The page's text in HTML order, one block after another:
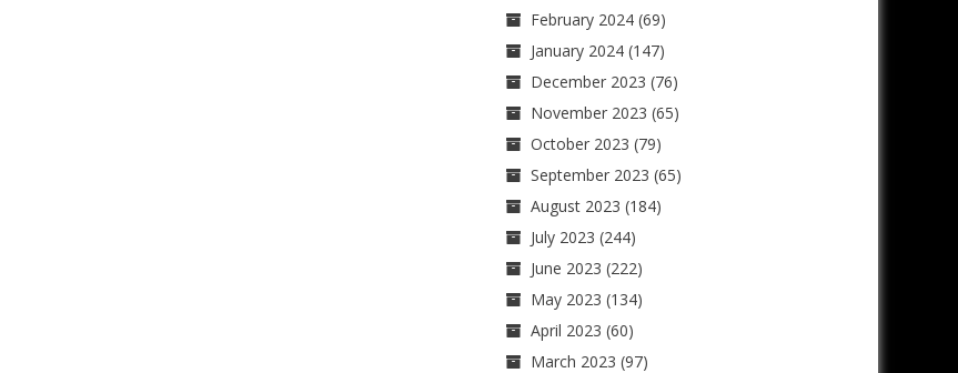
February 2024(69)
January 2024(147)
December 2023 (76)
November 2023 (65)
October 2023 (79)
September 2023 (65)
August 2023 (184)
July 2023 (244)
June 2023 (222)
May 2023 (134)
April 2023 (60)
March 2023 (97)